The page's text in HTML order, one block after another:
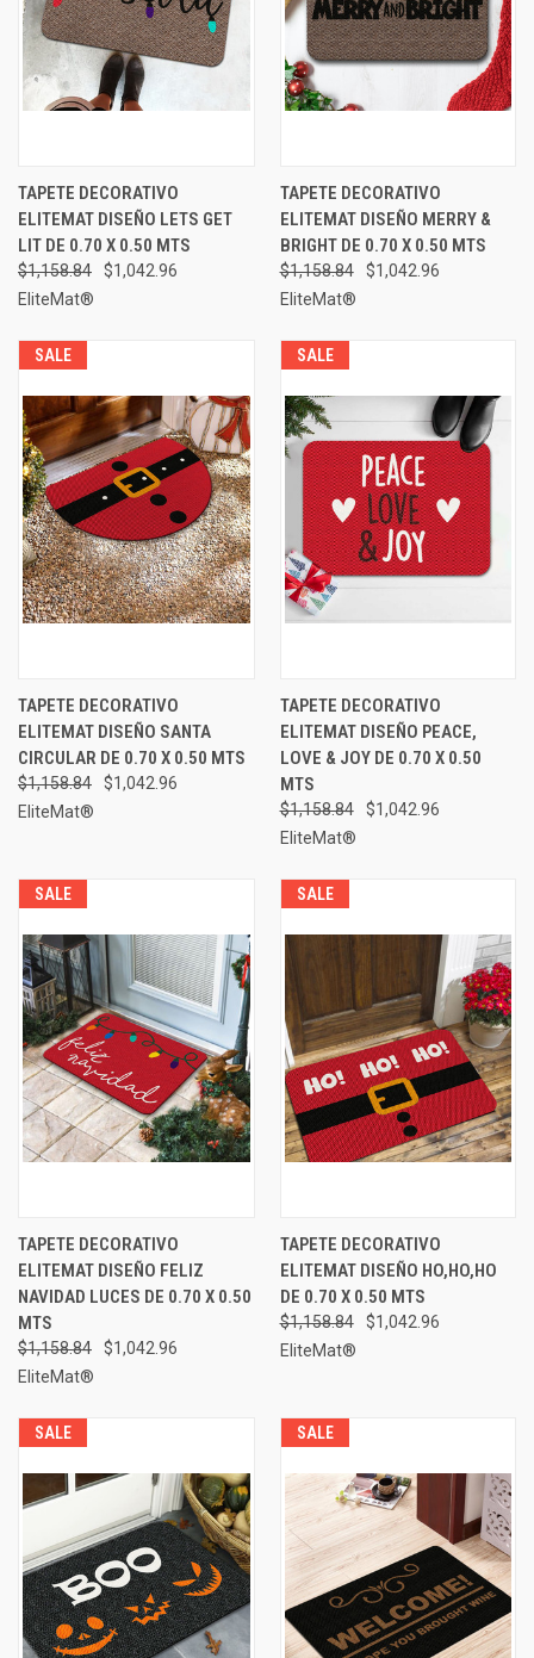
TAPETE DECORATIVO
ELITEMAT DISEÑO LETS GET
LIT DE 0.70 X 0.50 MTS
$1,158.84
$1,042.96
EliteMat®
TAPETE DECORATIVO
ELITEMAT DISEÑO MERRY &
BRIGHT DE 0.70 X 0.50 MTS
$1,158.84
$1,042.96
EliteMat®
SALE
TAPETE DECORATIVO
ELITEMAT DISEÑO SANTA
CIRCULAR DE 0.70 X 0.50 MTS
$1,158.84
$1,042.96
EliteMat®
SALE
TAPETE DECORATIVO
ELITEMAT DISEÑO PEACE,
LOVE & JOY DE 0.70 X 0.50
MTS
$1,158.84
$1,042.96
EliteMat®
SALE
TAPETE DECORATIVO
ELITEMAT DISEÑO FELIZ
NAVIDAD LUCES DE 0.70 X 0.50
MTS
$1,158.84
$1,042.96
EliteMat®
SALE
TAPETE DECORATIVO
ELITEMAT DISEÑO HO,HO,HO
DE 0.70 X 0.50 MTS
$1,158.84
$1,042.96
EliteMat®
SALE SALE